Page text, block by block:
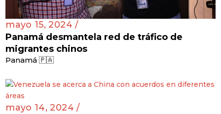
mayo 15, 2024 /
Panamá desmantela red de tráfico de
migrantes chinos
Panamá 🇵🇦
mayo 14, 2024 /